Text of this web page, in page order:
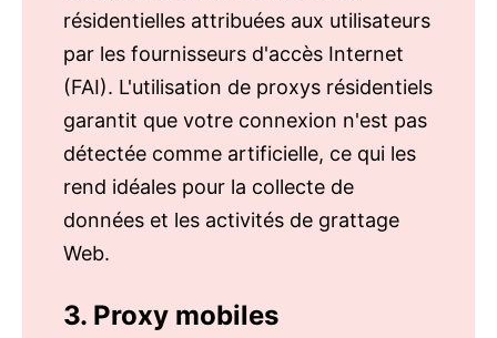
résidentielles attribuées aux utilisateurs
par les fournisseurs d'accès Internet
(FAI). L'utilisation de proxys résidentiels
garantit que votre connexion n'est pas
détectée comme artificielle, ce qui les
rend idéales pour la collecte de
données et les activités de grattage
Web.
3. Proxy mobiles